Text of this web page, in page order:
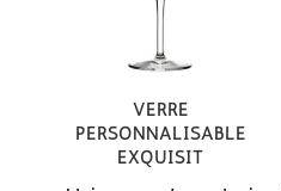
Verre
personnalisable
Exquisit